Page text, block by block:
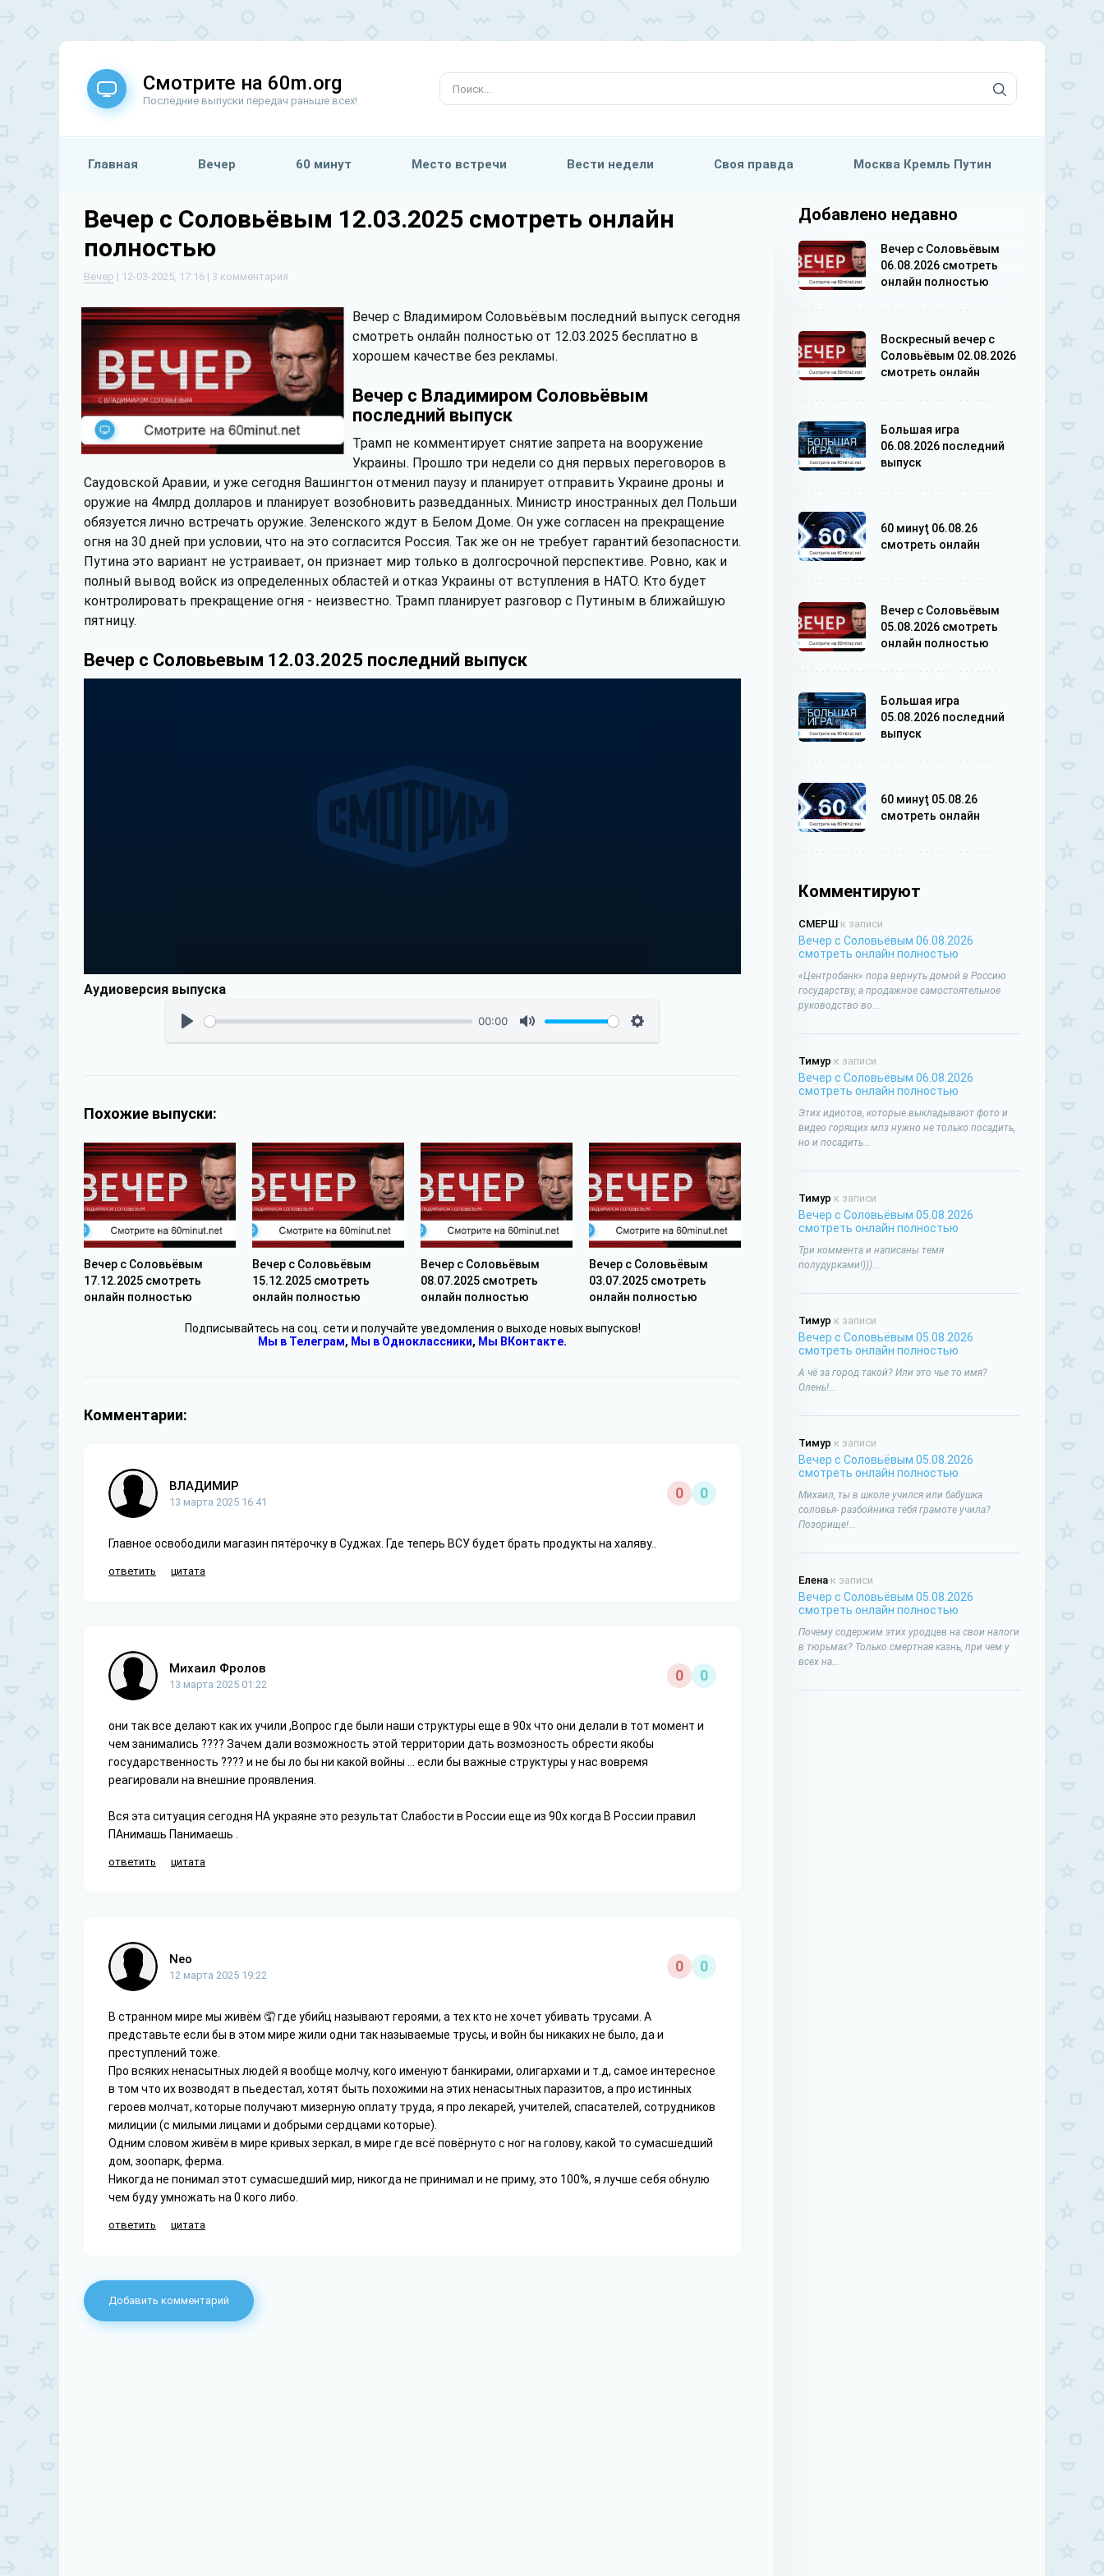
Смотрите на 60m.org
Последние выпуски передач раньше всех!
Главная Вечер 60 минут Место встречи Вести недели Своя правда Москва Кремль Путин
Вечер с Соловьёвым 12.03.2025 смотреть онлайн
полностью
Вечер | 12-03-2025, 17:16 | 3 комментария
Вечер с Владимиром Соловьёвым последний выпуск сегодня
смотреть онлайн полностью от 12.03.2025 бесплатно в
хорошем качестве без рекламы.
Вечер с Владимиром Соловьёвым
последний выпуск
Трамп не комментирует снятие запрета на вооружение
Украины. Прошло три недели со дня первых переговоров в
Саудовской Аравии, и уже сегодня Вашингтон отменил паузу и планирует отправить Украине дроны и
оружие на 4млрд долларов и планирует возобновить разведданных. Министр иностранных дел Польши
обязуется лично встречать оружие. Зеленского ждут в Белом Доме. Он уже согласен на прекращение
огня на 30 дней при условии, что на это согласится Россия. Так же он не требует гарантий безопасности.
Путина это вариант не устраивает, он признает мир только в долгосрочной перспективе. Ровно, как и
полный вывод войск из определенных областей и отказ Украины от вступления в НАТО. Кто будет
контролировать прекращение огня - неизвестно. Трамп планирует разговор с Путиным в ближайшую
пятницу.
Вечер с Соловьевым 12.03.2025 последний выпуск
Аудиоверсия выпуска
00:00
Похожие выпуски:
Вечер с Соловьёвым
17.12.2025 смотреть
онлайн полностью
Вечер с Соловьёвым
15.12.2025 смотреть
онлайн полностью
Вечер с Соловьёвым
08.07.2025 смотреть
онлайн полностью
Вечер с Соловьёвым
03.07.2025 смотреть
онлайн полностью
Подписывайтесь на соц. сети и получайте уведомления о выходе новых выпусков!
Мы в Телеграм, Мы в Одноклассники, Мы ВКонтакте.
Комментарии:
ВЛАДИМИР
13 марта 2025 16:41
0 0
Главное освободили магазин пятёрочку в Суджах. Где теперь ВСУ будет брать продукты на халяву..
ответить цитата
Михаил Фролов
13 марта 2025 01:22
0 0
они так все делают как их учили ,Вопрос где были наши структуры еще в 90х что они делали в тот момент и
чем занимались ???? Зачем дали возможность этой территории дать возмозность обрести якобы
государственность ???? и не бы ло бы ни какой войны ... если бы важные структуры у нас вовремя
реагировали на внешние проявления.
Вся эта ситуация сегодня НА украяне это результат Слабости в России еще из 90х когда В России правил
ПАнимашь Панимаешь .
ответить цитата
Neo
12 марта 2025 19:22
0 0
В странном мире мы живём 🤦 где убийц называют героями, а тех кто не хочет убивать трусами. А
представьте если бы в этом мире жили одни так называемые трусы, и войн бы никаких не было, да и
преступлений тоже.
Про всяких ненасытных людей я вообще молчу, кого именуют банкирами, олигархами и т.д, самое интересное
в том что их возводят в пьедестал, хотят быть похожими на этих ненасытных паразитов, а про истинных
героев молчат, которые получают мизерную оплату труда, я про лекарей, учителей, спасателей, сотрудников
милиции (с милыми лицами и добрыми сердцами которые).
Одним словом живём в мире кривых зеркал, в мире где всё повёрнуто с ног на голову, какой то сумасшедший
дом, зоопарк, ферма.
Никогда не понимал этот сумасшедший мир, никогда не принимал и не приму, это 100%, я лучше себя обнулю
чем буду умножать на 0 кого либо.
ответить цитата
Добавить комментарий
Добавлено недавно
Вечер с Соловьёвым
06.08.2026 смотреть
онлайн полностью
Воскресный вечер с
Соловьёвым 02.08.2026
смотреть онлайн
Большая игра
06.08.2026 последний
выпуск
60 минуţ 06.08.26
смотреть онлайн
Вечер с Соловьёвым
05.08.2026 смотреть
онлайн полностью
Большая игра
05.08.2026 последний
выпуск
60 минуţ 05.08.26
смотреть онлайн
Комментируют
СМЕРШ к записи
Вечер с Соловьёвым 06.08.2026
смотреть онлайн полностью
«Центробанк» пора вернуть домой в Россию
государству, а продажное самостоятельное
руководство во...
Тимур к записи
Вечер с Соловьёвым 06.08.2026
смотреть онлайн полностью
Этих идиотов, которые выкладывают фото и
видео горящих мпз нужно не только посадить,
но и посадить...
Тимур к записи
Вечер с Соловьёвым 05.08.2026
смотреть онлайн полностью
Три коммента и написаны темя
полудурками!)))...
Тимур к записи
Вечер с Соловьёвым 05.08.2026
смотреть онлайн полностью
А чё за город такой? Или это чье то имя?
Олень!...
Тимур к записи
Вечер с Соловьёвым 05.08.2026
смотреть онлайн полностью
Михаил, ты в школе учился или бабушка
соловья- разбойника тебя грамоте учила?
Позорище!...
Елена к записи
Вечер с Соловьёвым 05.08.2026
смотреть онлайн полностью
Почему содержим этих уродцев на свои налоги
в тюрьмах? Только смертная казнь, при чем у
всех на...